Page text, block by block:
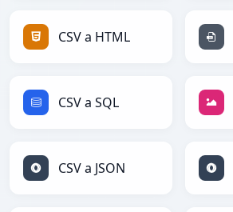
CSV a HTML
CSV a SQL
CSV a JSON